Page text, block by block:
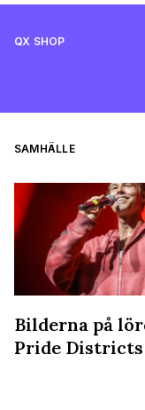
QX SHOP
SAMHÄLLE
Bilderna på
Pride Districts